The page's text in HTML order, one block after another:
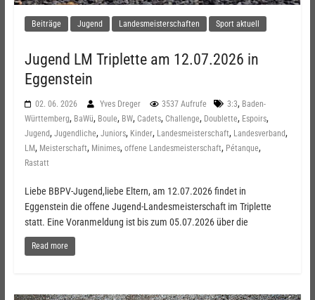
Beiträge Jugend Landesmeisterschaften Sport aktuell
Jugend LM Triplette am 12.07.2026 in
Eggenstein
02. 06. 2026 Yves Dreger 3537 Aufrufe 3:3, Baden-
Württemberg, BaWü, Boule, BW, Cadets, Challenge, Doublette, Espoirs,
Jugend, Jugendliche, Juniors, Kinder, Landesmeisterschaft, Landesverband,
LM, Meisterschaft, Minimes, offene Landesmeisterschaft, Pétanque,
Rastatt
Liebe BBPV-Jugend,liebe Eltern, am 12.07.2026 findet in
Eggenstein die offene Jugend-Landesmeisterschaft im Triplette
statt. Eine Voranmeldung ist bis zum 05.07.2026 über die
Read more